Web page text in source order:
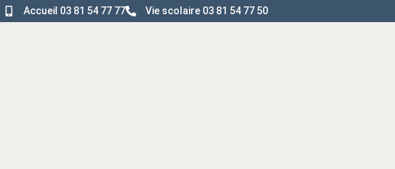
Accueil 03 81 54 77 77 Vie scolaire 03 81 54 77 50